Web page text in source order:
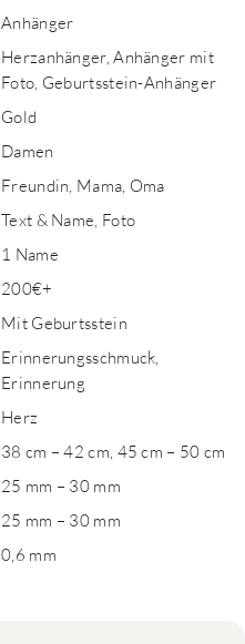
Anhänger
Herzanhänger, Anhänger mit
Foto, Geburtsstein-Anhänger
Gold
Damen
Freundin, Mama, Oma
Text & Name, Foto
1 Name
200€+
Mit Geburtsstein
Erinnerungsschmuck,
Erinnerung
Herz
38 cm – 42 cm, 45 cm – 50 cm
25 mm – 30 mm
25 mm – 30 mm
0,6 mm